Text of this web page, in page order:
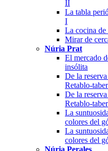
II
La tabla
I
La cocina de
Mirar de
Núria Prat
El mercado
insólita
De la
Retablo-
De la
Retablo-
La
colores del
La
colores del